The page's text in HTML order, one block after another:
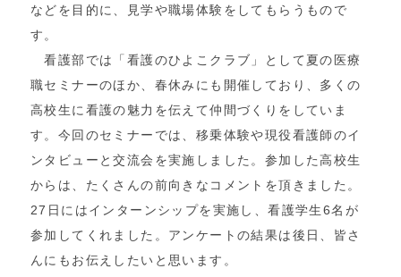
などを目的に、見学や職場体験をしてもらうもので
す。
看護部では「看護のひよこクラブ」として夏の医療
職セミナーのほか、春休みにも開催しており、多くの
高校生に看護の魅力を伝えて仲間づくりをしていま
す。今回のセミナーでは、移乗体験や現役看護師のイ
ンタビューと交流会を実施しました。参加した高校生
からは、たくさんの前向きなコメントを頂きました。
27日にはインターンシップを実施し、看護学生6名が
参加してくれました。アンケートの結果は後日、皆さ
んにもお伝えしたいと思います。